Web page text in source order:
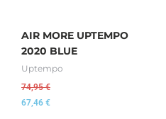
AIR MORE UPTEMPO
2020 BLUE
Uptempo
74,95€
67,46 €